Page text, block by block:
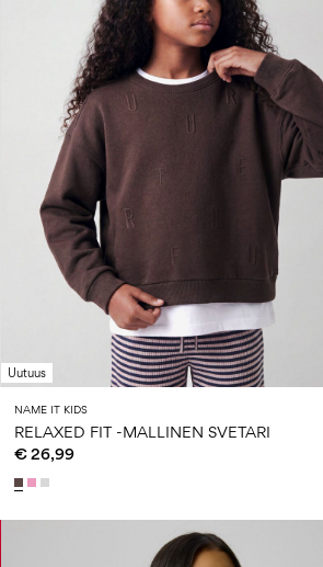
Uutuus
NAME IT KIDS
RELAXED FIT -MALLINEN SVETARI
€ 26,99